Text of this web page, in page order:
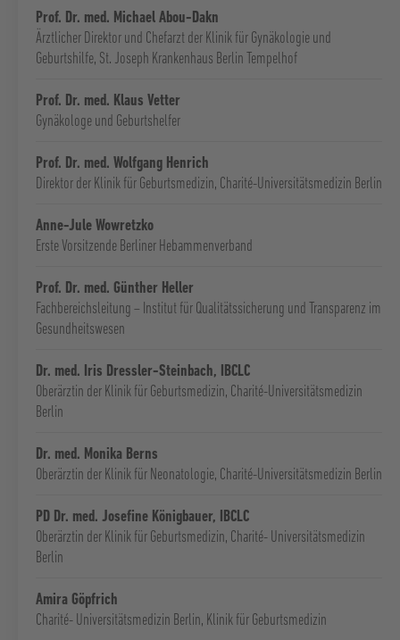
Prof. Dr. med. Michael Abou-Dakn
Ärztlicher Direktor und Chefarzt der Klinik für Gynäkologie und
Geburtshilfe, St. Joseph Krankenhaus Berlin Tempelhof
Prof. Dr. med. Klaus Vetter
Gynäkologe und Geburtshelfer
Prof. Dr. med. Wolfgang Henrich
Direktor der Klinik für Geburtsmedizin, Charité-Universitätsmedizin Berlin
Anne-Jule Wowretzko
Erste Vorsitzende Berliner Hebammenverband
Prof. Dr. med. Günther Heller
Fachbereichsleitung – Institut für Qualitätssicherung und Transparenz im
Gesundheitswesen
Dr. med. Iris Dressler-Steinbach, IBCLC
Oberärztin der Klinik für Geburtsmedizin, Charité-Universitätsmedizin
Berlin
Dr. med. Monika Berns
Oberärztin der Klinik für Neonatologie, Charité-Universitätsmedizin Berlin
PD Dr. med. Josefine Königbauer, IBCLC
Oberärztin der Klinik für Geburtsmedizin, Charité- Universitätsmedizin
Berlin
Amira Göpfrich
Charité- Universitätsmedizin Berlin, Klinik für Geburtsmedizin